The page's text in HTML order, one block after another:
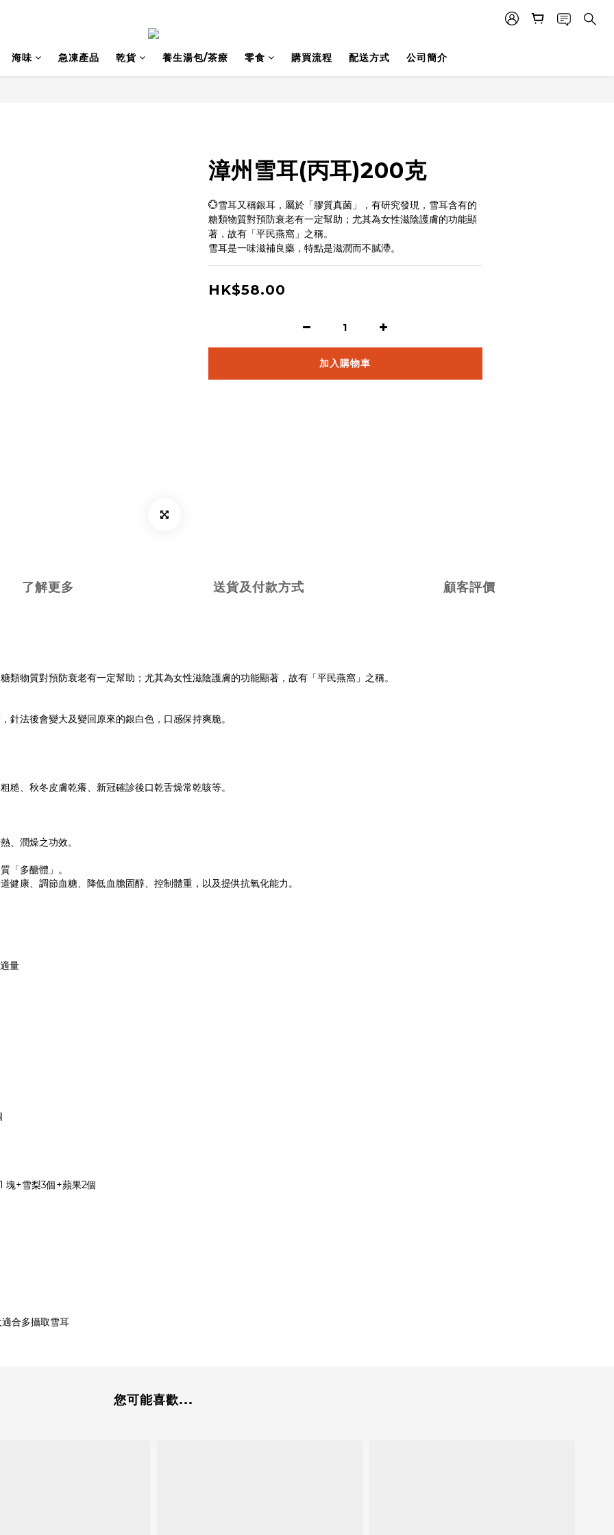
海味 急凍產品 乾貨 養生湯包/茶療 零食 購買流程 配送方式 公司簡介
漳州雪耳(丙耳)200克
💮雪耳又稱銀耳，屬於「膠質真菌」，有研究發現，雪耳含有的
糖類物質對預防衰老有一定幫助；尤其為女性滋陰護膚的功能顯
著，故有「平民燕窩」之稱。
雪耳是一味滋補良藥，特點是滋潤而不膩滯。
HK$58.00
加入購物車
了解更多 送貨及付款方式 顧客評價
物質對預防衰老有一定幫助；尤其為女性滋陰護膚的功能顯著，故有「平民燕窩」之稱。
法後會變大及變回原來的銀白色，口感保持爽脆。
、秋冬皮膚乾癢、新冠確診後口乾舌燥常乾咳等。
、潤燥之功效。
「多醣體」。
康、調節血糖、降低血膽固醇、控制體重，以及提供抗氧化能力。
量
塊+雪梨3個+蘋果2個
合多攝取雪耳
您可能喜歡...